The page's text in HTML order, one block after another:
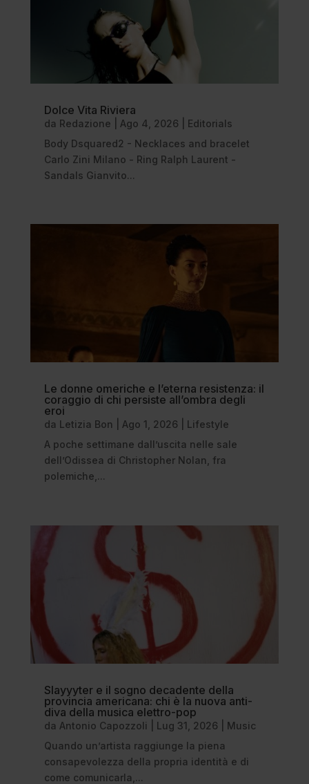
Dolce Vita Riviera
da Redazione Ago 4, 2026
Editorials
Body Dsquared2 - Necklaces and bracelet
Carlo Zini Milano - Ring Ralph Laurent -
Sandals Gianvito...
Le donne omeriche e l’eterna resistenza: il
coraggio di chi persiste all’ombra degli
eroi
da Letizia Bon Ago 1, 2026
Lifestyle
A poche settimane dall’uscita nelle sale
dell’Odissea di Christopher Nolan, fra
polemiche,...
Slayyyter e il sogno decadente della
provincia americana: chi è la nuova anti-
diva della musica elettro-pop
da Antonio Capozzoli Lug 31, 2026
Music
Quando un’artista raggiunge la piena
consapevolezza della propria identità e di
come comunicarla,...